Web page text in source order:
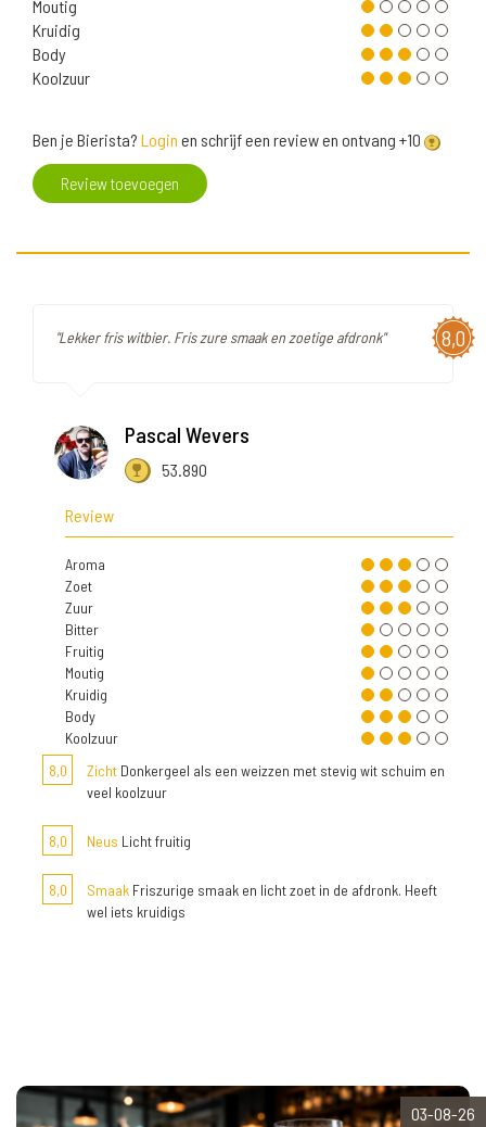
Moutig
Kruidig
Body
Koolzuur
Ben je Bierista? Login en schrijf een review en ontvang +10
Review toevoegen
8,0
"Lekker fris witbier. Fris zure smaak en zoetige afdronk"
Pascal Wevers
53.890
Review
Aroma
Zoet
Zuur
Bitter
Fruitig
Moutig
Kruidig
Body
Koolzuur
8,0
Zicht Donkergeel als een weizzen met stevig wit schuim en
veel koolzuur
8,0 Neus Licht fruitig
8,0 Smaak Friszurige smaak en licht zoet in de afdronk. Heeft
wel iets kruidigs
03-08-26